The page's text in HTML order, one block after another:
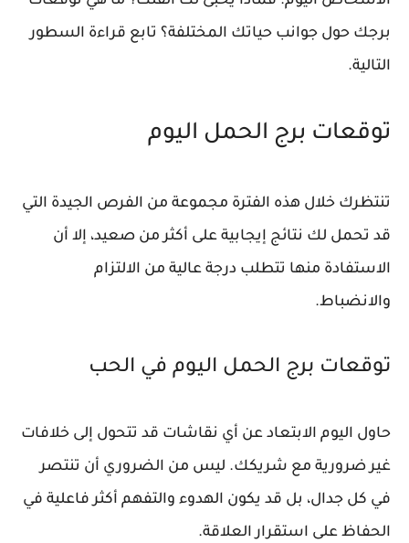
برجك حول جوانب حياتك المختلفة؟ تابع قراءة السطور
التالية.
توقعات برج الحمل اليوم
تنتظرك خلال هذه الفترة مجموعة من الفرص الجيدة التي
قد تحمل لك نتائج إيجابية على أكثر من صعيد، إلا أن
الاستفادة منها تتطلب درجة عالية من الالتزام
والانضباط.
توقعات برج الحمل اليوم في الحب
حاول اليوم الابتعاد عن أي نقاشات قد تتحول إلى خلافات
غير ضرورية مع شريكك. ليس من الضروري أن تنتصر
في كل جدال، بل قد يكون الهدوء والتفهم أكثر فاعلية في
الحفاظ على استقرار العلاقة.